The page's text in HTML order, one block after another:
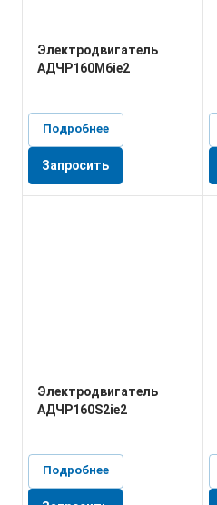
Электродвигатель
АДЧР160М6ie2
Подробнее
Запросить
Электродвигатель
АДЧР160S2ie2
Подробнее